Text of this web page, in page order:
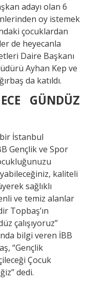
adayı olan 6
oy istemek
çocuklardan
de heyecanla
Daire Başkanı
Ayhan Kep ve
da katıldı.
GÜNDÜZ
İstanbul
Gençlik ve Spor
kaliteli
sağlıklı
ve temiz alanlar
Topbaş’ın
çalışıyoruz”
bilgi veren İBB
“Gençlik
Çocuk
dedi.